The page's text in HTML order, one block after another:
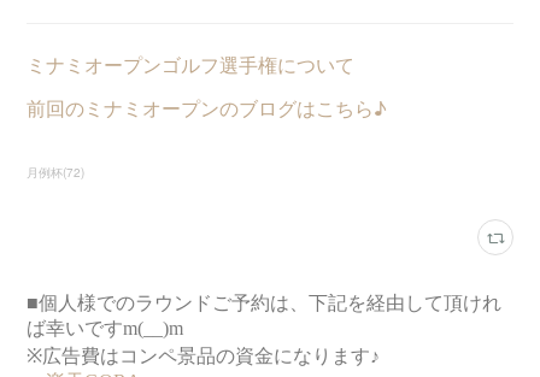
ミナミオープンゴルフ選手権について
前回のミナミオープンのブログはこちら♪
月例杯(72)